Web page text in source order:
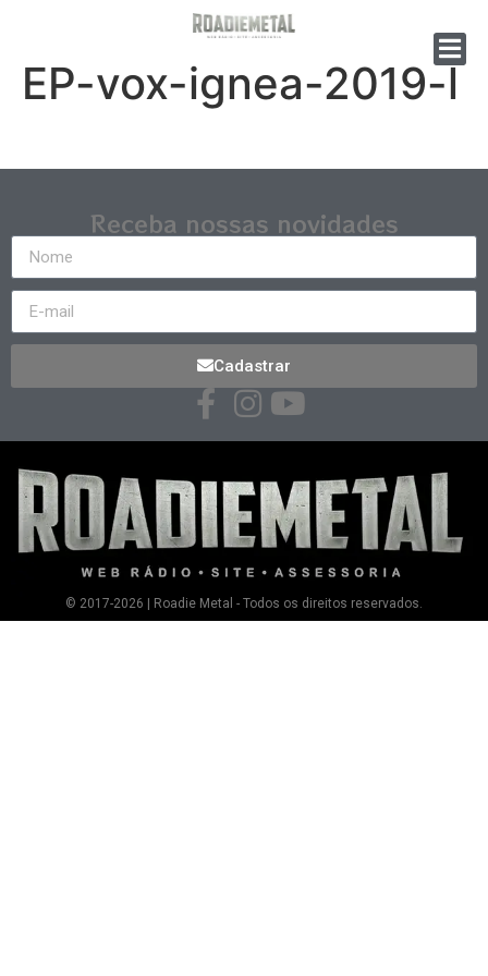
EP-vox-ignea-2019-l
Receba nossas novidades
Cadastrar
© 2017-2026 | Roadie Metal - Todos os direitos reservados.